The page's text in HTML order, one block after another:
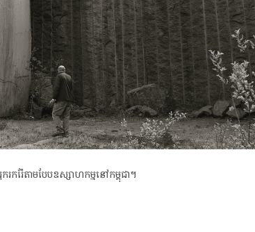
រ៉ែតាមបែបឧស្សាហកម្ម​នៅ​កម្ពុជា​។